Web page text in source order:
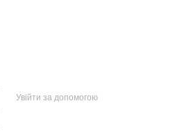
Увійти за допомогою